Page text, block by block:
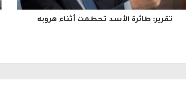
تقرير: طائرة الأسد تحطمت أثناء هروبه